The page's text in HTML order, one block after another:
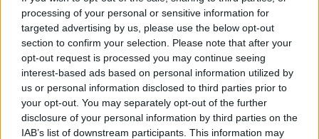
processing of your personal or sensitive information for
targeted advertising by us, please use the below opt-out
section to confirm your selection. Please note that after your
opt-out request is processed you may continue seeing
interest-based ads based on personal information utilized by
us or personal information disclosed to third parties prior to
your opt-out. You may separately opt-out of the further
disclosure of your personal information by third parties on the
IAB’s list of downstream participants. This information may
vychrlila sicilská sopka Etna,
jedna z nejaktivnějších sopek
světa, přiměly dnes letiště v
Katánii pozastavit přílety
letadel, uvedla agentura AFP.
V brazilském regionálním parlamentu měli nezvanou
návštěvu - skupinu kapybar
8.8.2026 11:40 (